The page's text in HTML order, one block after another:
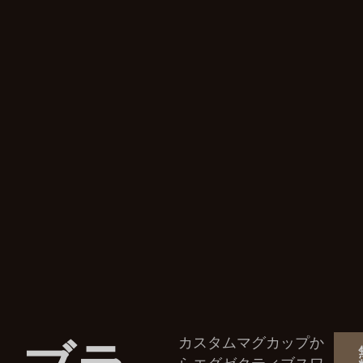
カスタムマグカップか